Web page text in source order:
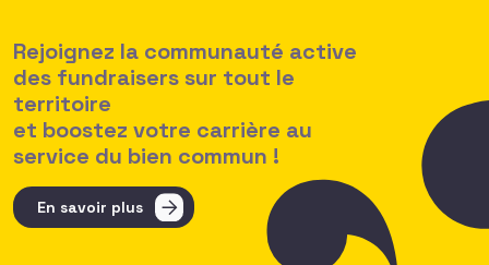
Rejoignez la communauté active
des fundraisers sur tout le
territoire
et boostez votre carrière au
service du bien commun !
En savoir plus